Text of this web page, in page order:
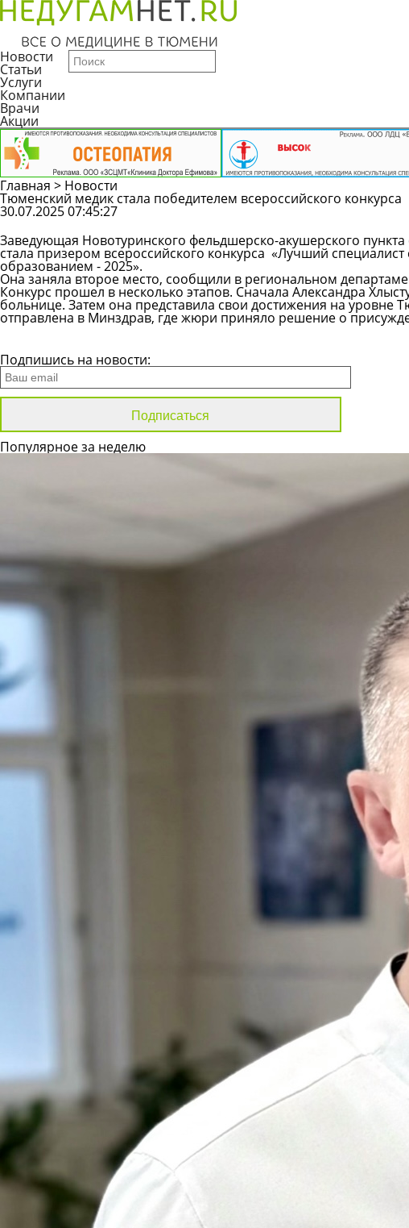
Новости
Статьи
Услуги
Компании
Врачи
Акции
Главная > Новости
Тюменский медик стала победителем всероссийского конкурса
30.07.2025 07:45:27
Заведующая Новотуринского фельдшерско-акушерского
стала призером всероссийского конкурса «Лучший
образованием - 2025».
Она заняла второе место, сообщили в региональном
Конкурс прошел в несколько этапов. Сначала Александра
больнице. Затем она представила свои достижения на уровне
отправлена в Минздрав, где жюри приняло решение о
Подпишись на новости:
Популярное за неделю